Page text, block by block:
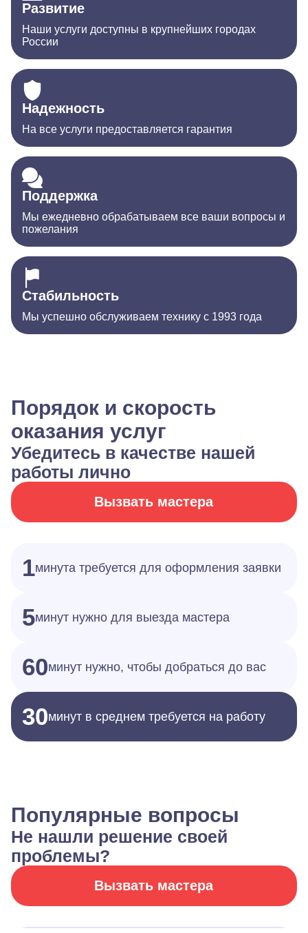
Развитие
Наши услуги доступны в крупнейших городах
России
Надежность
На все услуги предоставляется гарантия
Поддержка
Мы ежедневно обрабатываем все ваши вопросы и
пожелания
Стабильность
Мы успешно обслуживаем технику с 1993 года
Порядок и скорость
оказания услуг
Убедитесь в качестве нашей
работы лично
Вызвать мастера
1минута требуется для оформления заявки
5минут нужно для выезда мастера
60минут нужно, чтобы добраться до вас
30минут в среднем требуется на работу
Популярные вопросы
Не нашли решение своей
проблемы?
Вызвать мастера